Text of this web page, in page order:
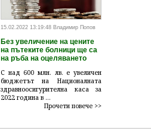
15.02.2022 13:19:48 Владимир Попов
Без увеличение на цените
на пътеките болници ще са
на ръба на оцеляването
С над 600 млн. лв. е увеличен
бюджетът на Националната
здравноосигурителна каса за
2022 година в ...
Прочети повече >>